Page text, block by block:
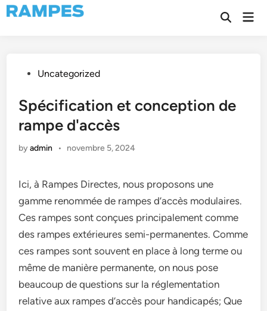
Skip
to
Open
PostedUncategorized
Spécification et conception de
rampe d'accès
byadmin • novembre 5, 2024
Ici, à Rampes Directes, nous proposons une
gamme renommée de rampes d’accès modulaires.
Ces rampes sont conçues principalement comme
des rampes extérieures semi-permanentes. Comme
ces rampes sont souvent en place à long terme ou
même de manière permanente, on nous pose
beaucoup de questions sur la réglementation
relative aux rampes d’accès pour handicapés; Que